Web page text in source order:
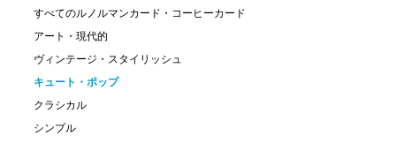
すべてのルノルマンカード・コーヒーカード
アート・現代的
ヴィンテージ・スタイリッシュ
キュート・ポップ
クラシカル
シンプル